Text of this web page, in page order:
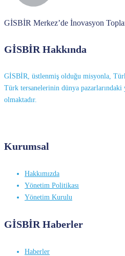
GİSBİR Merkez’de İnovasyon
GİSBİR Hakkında
GİSBİR, üstlenmiş olduğu misyonla,
Türk tersanelerinin dünya pazarlarındaki
olmaktadır.
Kurumsal
Hakkımızda
Yönetim Politikası
Yönetim Kurulu
GİSBİR Haberler
Haberler